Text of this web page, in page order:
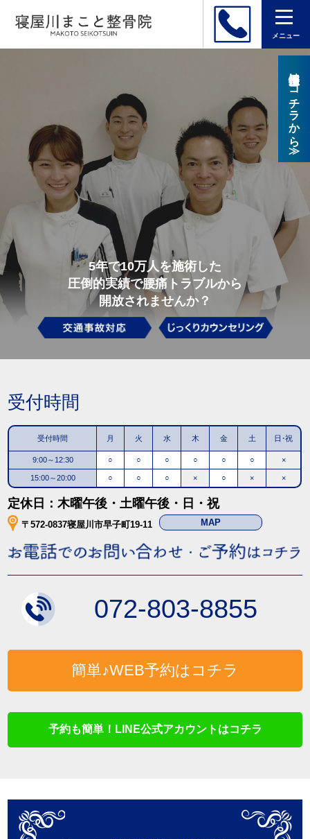
採用情報はコチラから≫
5年で10万人を施術した
圧倒的実績で腰痛トラブルから
開放されませんか？
メニュー
受付時間
受付時間 月 火 水 木 金 土 日・祝
9:00～12:30 ○ ○ ○ ○ ○ ○ ×
15:00～20:00 ○ ○ ○ × ○ × ×
定休日：木曜午後・土曜午後・日・祝
〒572-0837寝屋川市早子町19-11 MAP
072-803-8855
簡単♪WEB予約はコチラ
予約も簡単！LINE公式アカウントはコチラ